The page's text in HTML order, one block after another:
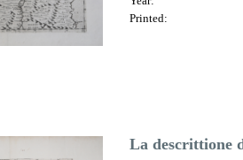
Printed:
La descrittione